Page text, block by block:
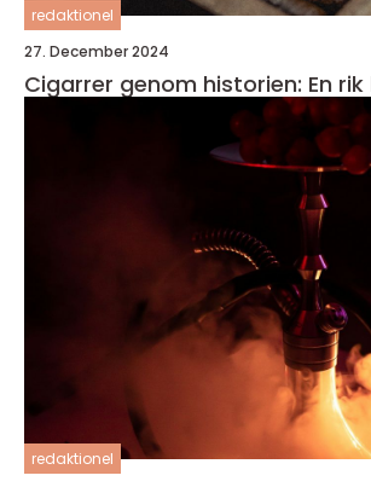
redaktionel
27. December 2024
Cigarrer genom historien: En
redaktionel